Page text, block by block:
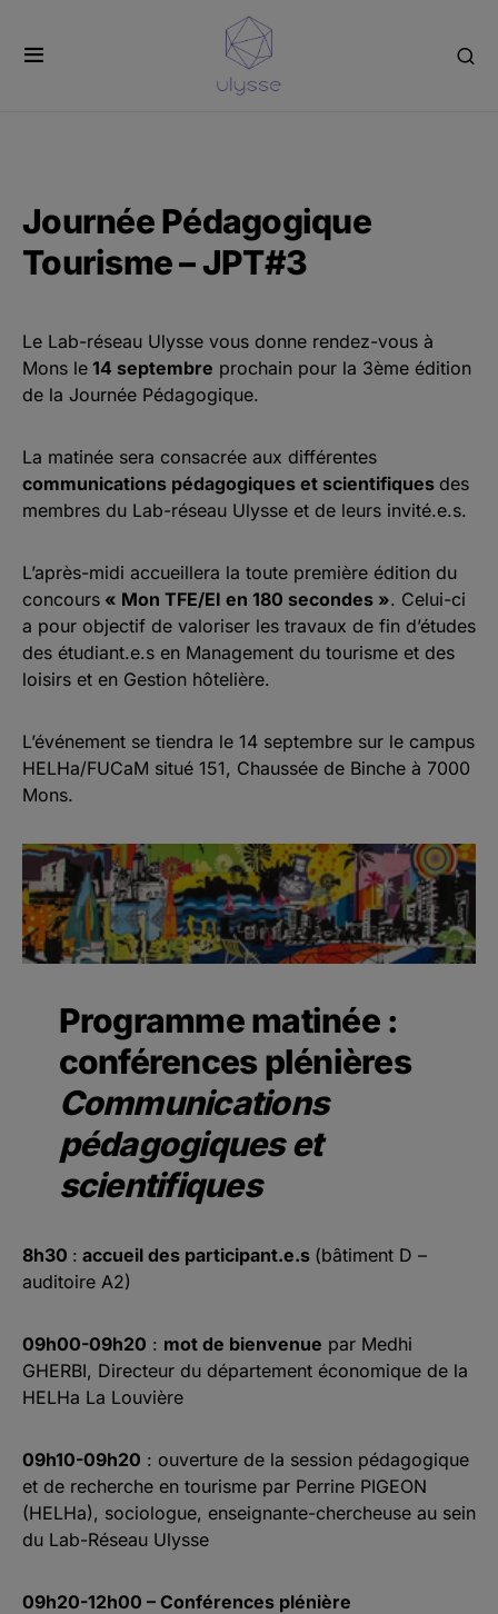
Panneau de gestion des cookies
Journée Pédagogique
Tourisme – JPT#3
Le Lab-réseau Ulysse vous donne rendez-vous à
Mons le 14 septembre prochain pour la 3ème édition
de la Journée Pédagogique.
La matinée sera consacrée aux différentes
communications pédagogiques et scientifiques des
membres du Lab-réseau Ulysse et de leurs invité.e.s.
L’après-midi accueillera la toute première édition du
concours « Mon TFE/EI en 180 secondes ». Celui-ci
a pour objectif de valoriser les travaux de fin d’études
des étudiant.e.s en Management du tourisme et des
loisirs et en Gestion hôtelière.
L’événement se tiendra le 14 septembre sur le campus
HELHa/FUCaM situé 151, Chaussée de Binche à 7000
Mons.
Programme matinée :
conférences plénières
Communications
pédagogiques et
scientifiques
8h30 : accueil des participant.e.s (bâtiment D –
auditoire A2)
09h00-09h20 : mot de bienvenue par Medhi
GHERBI, Directeur du département économique de la
HELHa La Louvière
09h10-09h20 : ouverture de la session pédagogique
et de recherche en tourisme par Perrine PIGEON
(HELHa), sociologue, enseignante-chercheuse au sein
du Lab-Réseau Ulysse
09h20-12h00 – Conférences plénière